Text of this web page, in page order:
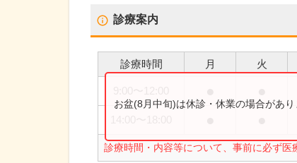
診療案内
診療時間 月 火
診療時間・内容等について、事前に必ず医
お盆(8月中旬)は休診・休業の場合があ